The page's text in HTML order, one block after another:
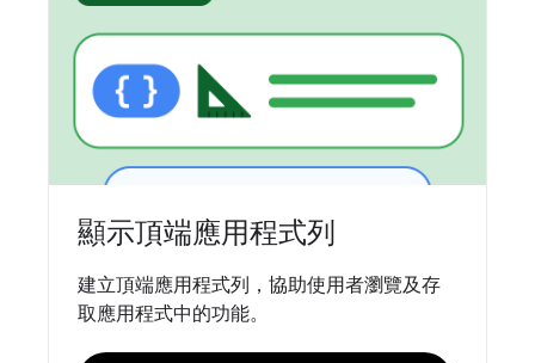
顯示頂端應用程式列
建立頂端應用程式列，協助使用者瀏覽及存
取應用程式中的功能。